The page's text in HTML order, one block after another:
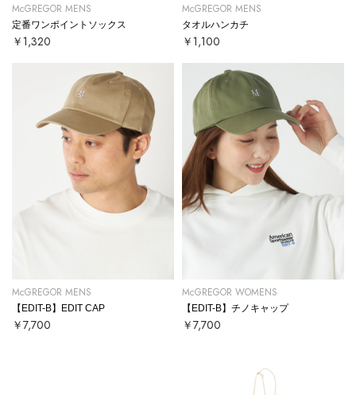
McGREGOR MENS
定番ワンポイントソックス
￥1,320
McGREGOR MENS
タオルハンカチ
￥1,100
McGREGOR MENS
【EDIT-B】EDIT CAP
￥7,700
McGREGOR WOMENS
【EDIT-B】チノキャップ
￥7,700